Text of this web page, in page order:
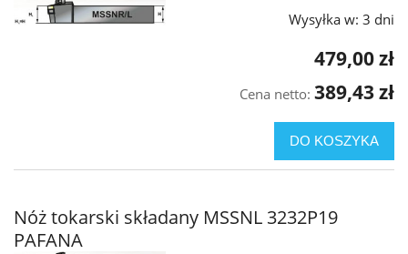
Wysyłka w: 3 dni
479,00 zł
Cena netto: 389,43 zł
DO KOSZYKA
Nóż tokarski składany MSSNL 3232P19
PAFANA